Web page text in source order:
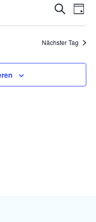
und
SucheTag
Nächster Tag